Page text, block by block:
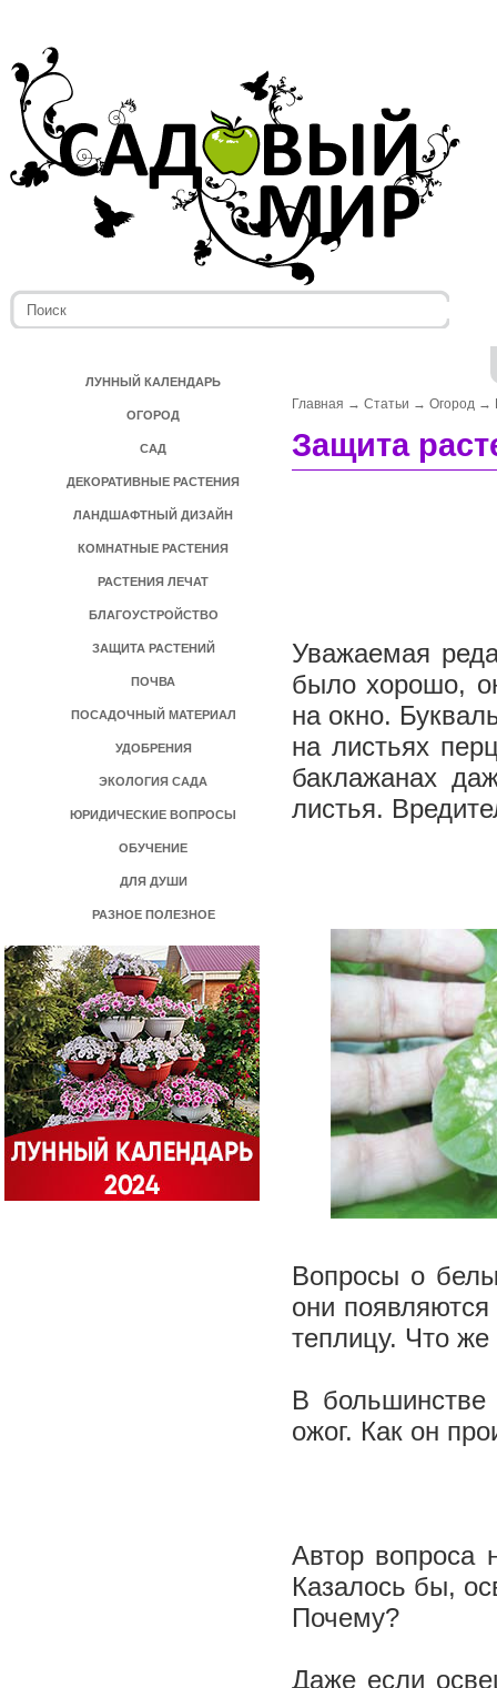
ЛУННЫЙ КАЛЕНДАРЬ
ОГОРОД
САД
ДЕКОРАТИВНЫЕ РАСТЕНИЯ
ЛАНДШАФТНЫЙ ДИЗАЙН
КОМНАТНЫЕ РАСТЕНИЯ
РАСТЕНИЯ ЛЕЧАТ
БЛАГОУСТРОЙСТВО
ЗАЩИТА РАСТЕНИЙ
ПОЧВА
ПОСАДОЧНЫЙ МАТЕРИАЛ
УДОБРЕНИЯ
ЭКОЛОГИЯ САДА
ЮРИДИЧЕСКИЕ ВОПРОСЫ
ОБУЧЕНИЕ
ДЛЯ ДУШИ
РАЗНОЕ ПОЛЕЗНОЕ
Главная → Статьи → Огород →
Защита
Уважаемая
было хорошо,
на окно.
на листьях
баклажанах
листья.
Вопросы о
они
теплицу. Что же
В большинстве
ожог. Как он
Автор вопроса
Казалось бы,
Почему?
Даже если